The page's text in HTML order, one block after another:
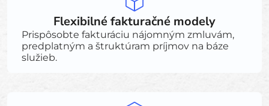
Flexibilné fakturačné modely
Prispôsobte fakturáciu nájomným zmluvám,
predplatným a štruktúram príjmov na báze
služieb.